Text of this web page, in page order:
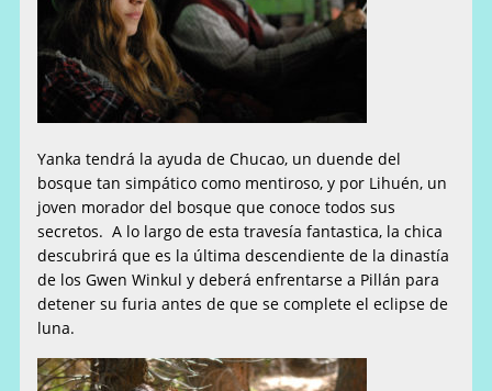
Yanka tendrá la ayuda de Chucao, un duende del
bosque tan simpático como mentiroso, y por Lihuén, un
joven morador del bosque que conoce todos sus
secretos. A lo largo de esta travesía fantastica, la chica
descubrirá que es la última descendiente de la dinastía
de los Gwen Winkul y deberá enfrentarse a Pillán para
detener su furia antes de que se complete el eclipse de
luna.